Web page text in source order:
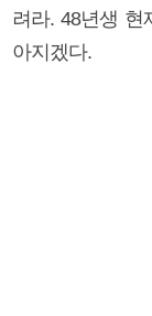
려라. 48년생
아지겠다.